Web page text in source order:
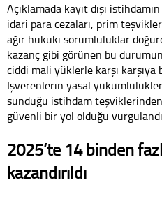
Açıklamada kayıt dışı
idari para cezaları, prim
ağır hukuki sorumluluklar
kazanç gibi görünen bu
ciddi mali yüklerle karşı karşıya
İşverenlerin yasal
sunduğu istihdam
güvenli bir yol olduğu
2025’te 14 binden
kazandırıldı